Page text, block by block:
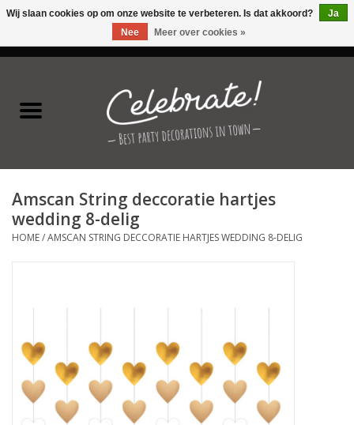
Latex ballonnen
Folie ballonnen
Verjaardag thema's
Kinderfeestjes
Cadeaus
Amscan String deccoratie hartjes
wedding 8-delig
HOME/AMSCAN STRING DECCORATIE HARTJES WEDDING 8-DELIG
Wij slaan cookies op om onze website te verbeteren. Is dat akkoord?
Ja
Nee
Meer over cookies »